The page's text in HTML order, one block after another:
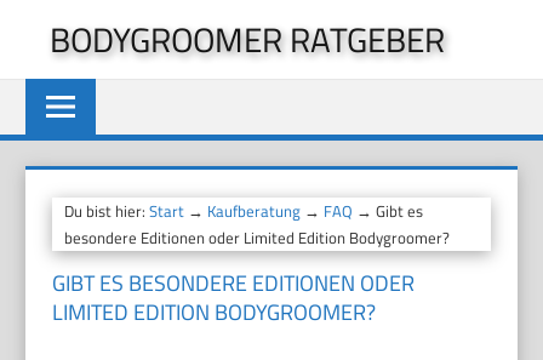
springen
BODYGROOMER RATGEBER
Du bist hier:Start → Kaufberatung → FAQ → Gibt es
besondere Editionen oder Limited Edition Bodygroomer?
GIBT ES BESONDERE EDITIONEN ODER
LIMITED EDITION BODYGROOMER?